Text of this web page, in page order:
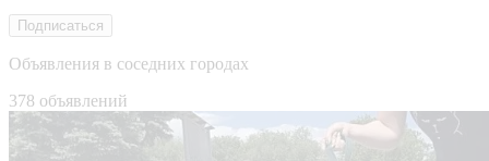
Подписаться
Объявления в соседних городах
378 объявлений